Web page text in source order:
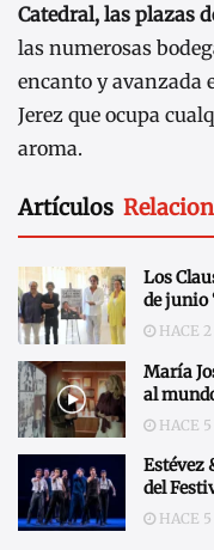
Catedral, las plazas
las numerosas
encanto y avanzada
Jerez que ocupa
aroma.
Artículos
Los
de junio
HACE
María
al
HACE
Estévez
del
HACE